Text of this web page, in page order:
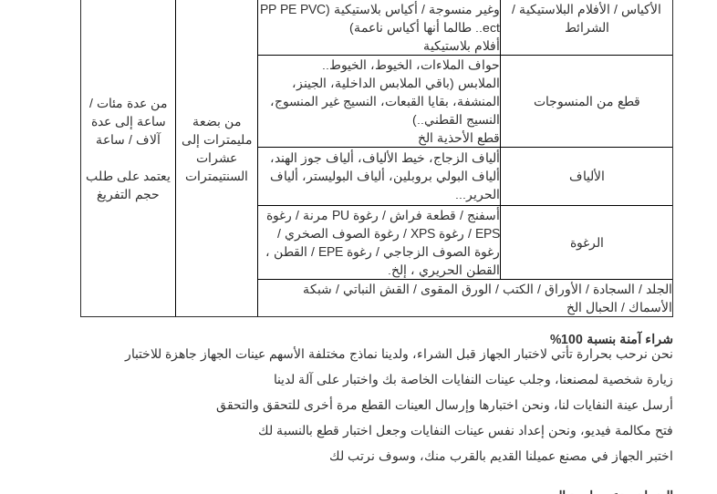
الأكياس / الأفلام البلاستيكية /
الشرائط
وغير منسوجة / أكياس بلاستيكية (PP PE PVC
ect.. طالما أنها أكياس ناعمة)
أفلام بلاستيكية
من بضعة
مليمترات إلى
عشرات
السنتيمترات
من عدة مئات /
ساعة إلى عدة
آلاف / ساعة
يعتمد على طلب
حجم التفريغ
قطع من المنسوجات
حواف الملاءات، الخيوط، الخيوط..
الملابس (باقي الملابس الداخلية، الجينز،
المنشفة، بقايا القبعات، النسيج غير المنسوج،
النسيج القطني..)
قطع الأحذية الخ
الألياف
ألياف الزجاج، خيط الألياف، ألياف جوز الهند،
ألياف البولي بروبلين، ألياف البوليستر، ألياف
الحرير...
الرغوة
أسفنج / قطعة فراش / رغوة PU مرنة / رغوة
EPS / رغوة XPS / رغوة الصوف الصخري /
رغوة الصوف الزجاجي / رغوة EPE / القطن ،
القطن الحريري ، إلخ.
الجلد / السجادة / الأوراق / الكتب / الورق المقوى / القش النباتي / شبكة
الأسماك / الحبال الخ
شراء آمنة بنسبة 100%
نحن نرحب بحرارة تأتي لاختبار الجهاز قبل الشراء، ولدينا نماذج مختلفة الأسهم عينات الجهاز جاهزة للاختبار
زيارة شخصية لمصنعنا، وجلب عينات النفايات الخاصة بك واختبار على آلة لدينا
أرسل عينة النفايات لنا، ونحن اختبارها وإرسال العينات القطع مرة أخرى للتحقق والتحقق
فتح مكالمة فيديو، ونحن إعداد نفس عينات النفايات وجعل اختبار قطع بالنسبة لك
اختبر الجهاز في مصنع عميلنا القديم بالقرب منك، وسوف نرتب لك